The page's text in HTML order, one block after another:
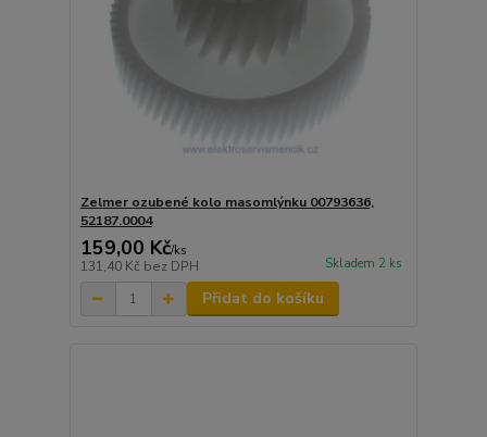
Zelmer ozubené kolo masomlýnku 00793636,
52187.0004
159,00 Kč/ks
131,40 Kč bez DPH Skladem 2 ks
Přidat do košíku